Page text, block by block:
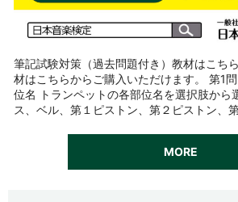
筆記試験対策（過去問題付き）教材はこち
材はこちらからご購入いただけます。 第1
位名 トランペットの各部位名を選択肢から
ス、ベル、第１ピストン、第２ピストン、
MORE